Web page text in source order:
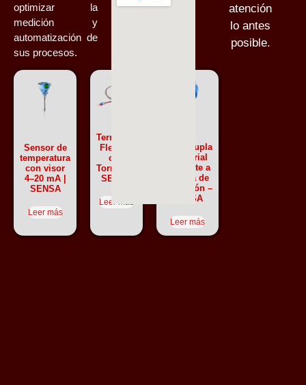
optimizar la
medición y
automatización de
sus procesos.
Sensor de
temperatura
con visor
4–20 mA |
SENSA
Leer más
Termopar
Flexible
con
Tornillo –
SENSA
Leer más
Termocupla
industrial
cabezote a
prueba de
explosión –
SENSA
Leer más
atención
lo antes
posible.